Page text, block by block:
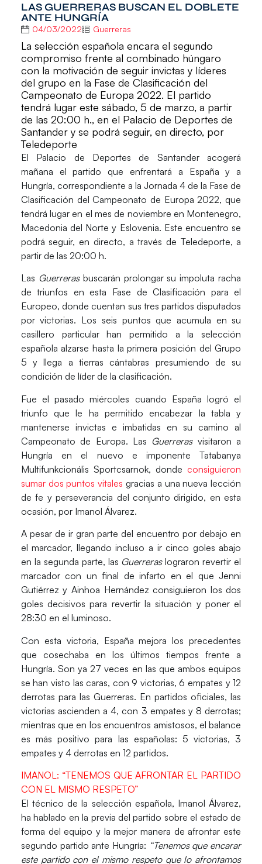
LAS GUERRERAS BUSCAN EL DOBLETE
ANTE HUNGRÍA
04/03/2022 Guerreras
La selección española encara el segundo
compromiso frente al combinado húngaro
con la motivación de seguir invictas y líderes
del grupo en la Fase de Clasificación del
Campeonato de Europa 2022. El partido
tendrá lugar este sábado, 5 de marzo, a partir
de las 20:00 h., en el Palacio de Deportes de
Santander y se podrá seguir, en directo, por
Teledeporte
El Palacio de Deportes de Santander acogerá
mañana el partido que enfrentará a España y a
Hungría, correspondiente a la Jornada 4de la Fase de
Clasificación delCampeonato de Europa 2022, que
tendrá lugar en el mes de noviembre en Montenegro,
Macedonia del Norte y Eslovenia. Este encuentro se
podrá seguir, en directo, a través de Teledeporte, a
partir de las 20:00 h.
Las Guerrerasbuscarán prolongar su impoluta racha
de triunfos en esta Fase de Clasificación para el
Europeo, donde cuentan sus tres partidos disputados
por victorias. Los seis puntos que acumula en su
casillero particular han permitido a la selección
española alzarse hasta la primera posición del Grupo
5 y llega a tierras cántabras presumiendo de su
condición de líder de la clasificación.
Fue el pasado miércoles cuando España logró el
triunfo que le ha permitido encabezar la tabla y
mantenerse invictas e imbatidas en su camino al
Campeonato de Europa. Las Guerrerasvisitaron a
Hungría en el nuevo e imponenteTatabanya
Multifunkcionális Sportcsarnok, dondeconsiguieron
sumar dos puntos vitales gracias a una nueva lección
de fe y perseverancia del conjunto dirigido, en esta
ocasión, por Imanol Álvarez.
A pesar de ir gran parte del encuentro por debajo en
el marcador, llegando incluso a ir cinco goles abajo
en la segunda parte, las Guerreraslograron revertir el
marcador con un final de infarto en el queJenni
Gutiérrez y Ainhoa Hernández consiguieron los dos
goles decisivos para revertir la situación y poner el
28:30 en el luminoso.
Con esta victoria, España mejora los precedentes
que cosechaba en los últimos tiempos frente a
Hungría. Son ya 27 veces en las que ambos equipos
se han visto las caras, con 9 victorias, 6 empates y 12
derrotas para las Guerreras. En partidos oficiales, las
victorias ascienden a 4, con 3 empates y 8 derrotas;
mientras que en los encuentros amistosos, el balance
es más positivo para las españolas: 5 victorias, 3
empates y 4 derrotas en 12 partidos.
IMANOL: “TENEMOS QUE AFRONTAR EL PARTIDO
CON EL MISMO RESPETO”
El técnico de la selección española, Imanol Álvarez,
ha hablado en la previa del partido sobre el estado de
forma del equipo y la mejor manera de afrontar este
segundo partido ante Hungría: “Tenemos que encarar
este partido con el mismo respeto que lo afrontamos